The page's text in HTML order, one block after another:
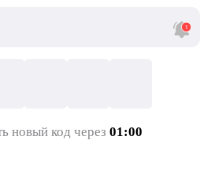
новый код через 01:00